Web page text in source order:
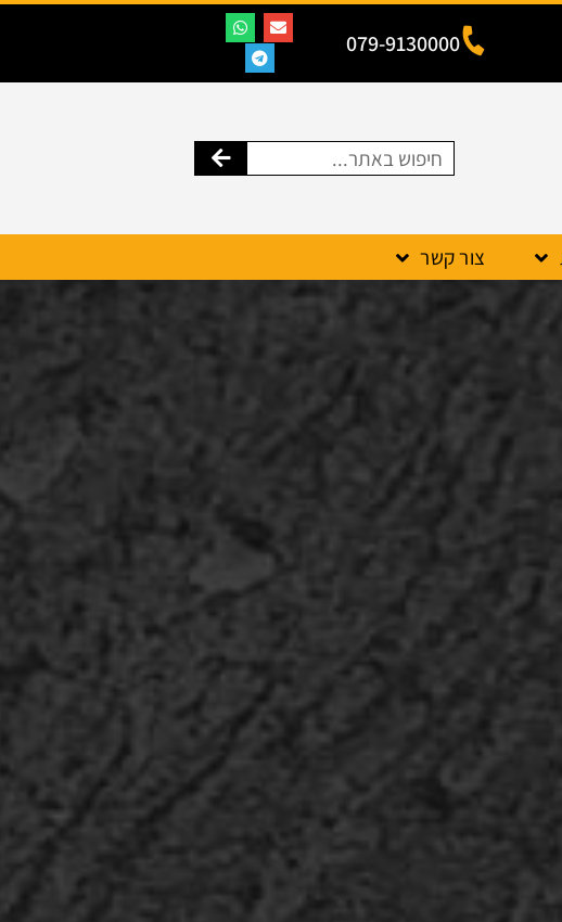
079-9130000
צור קשר